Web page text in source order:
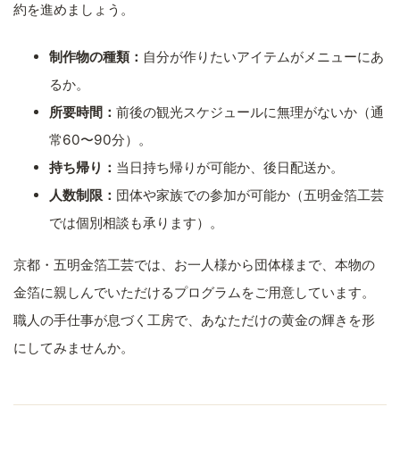
約を進めましょう。
制作物の種類： 自分が作りたいアイテムがメニューにあ
るか。
所要時間： 前後の観光スケジュールに無理がないか（通
常60〜90分）。
持ち帰り： 当日持ち帰りが可能か、後日配送か。
人数制限： 団体や家族での参加が可能か（五明金箔工芸
では個別相談も承ります）。
京都・五明金箔工芸では、お一人様から団体様まで、本物の
金箔に親しんでいただけるプログラムをご用意しています。
職人の手仕事が息づく工房で、あなただけの黄金の輝きを形
にしてみませんか。